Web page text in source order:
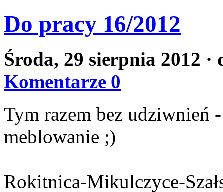
Do pracy 16/2012
Środa, 29 sierpnia 2012 ·
Komentarze 0
Tym razem bez udziwnień
meblowanie ;)
Rokitnica-Mikulczyce-